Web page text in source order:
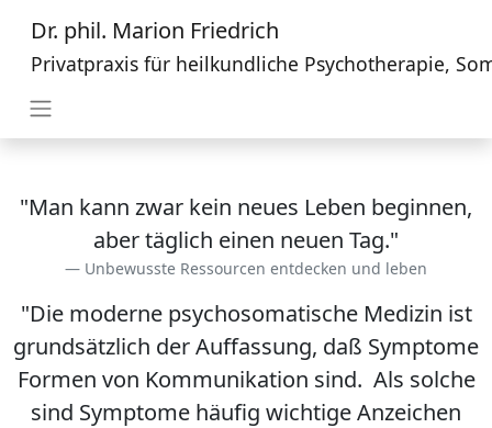
Dr. phil. Marion Friedrich
Privatpraxis für heilkundliche Psychotherapie,
"Man kann zwar kein neues Leben beginnen,
aber täglich einen neuen Tag."
Unbewusste Ressourcen entdecken und leben
"Die moderne psychosomatische Medizin ist
grundsätzlich der Auffassung, daß Symptome
Formen von Kommunikation sind. Als solche
sind Symptome häufig wichtige Anzeichen